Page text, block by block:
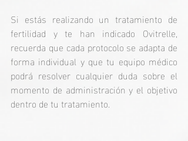
Si estás realizando un tratamiento de
fertilidad y te han indicado Ovitrelle,
recuerda que cada protocolo se adapta de
forma individual y que tu equipo médico
podrá resolver cualquier duda sobre el
momento de administración y el objetivo
dentro de tu tratamiento.